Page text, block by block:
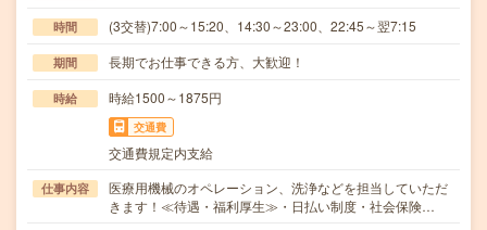
時間 (3交替)7:00～15:20、14:30～23:00、22:45～翌7:15
期間 長期でお仕事できる方、大歓迎！
時給 時給1500～1875円
交通費
交通費規定内支給
仕事内容
医療用機械のオペレーション、洗浄などを担当していただ
きます！≪待遇・福利厚生≫・日払い制度・社会保険…